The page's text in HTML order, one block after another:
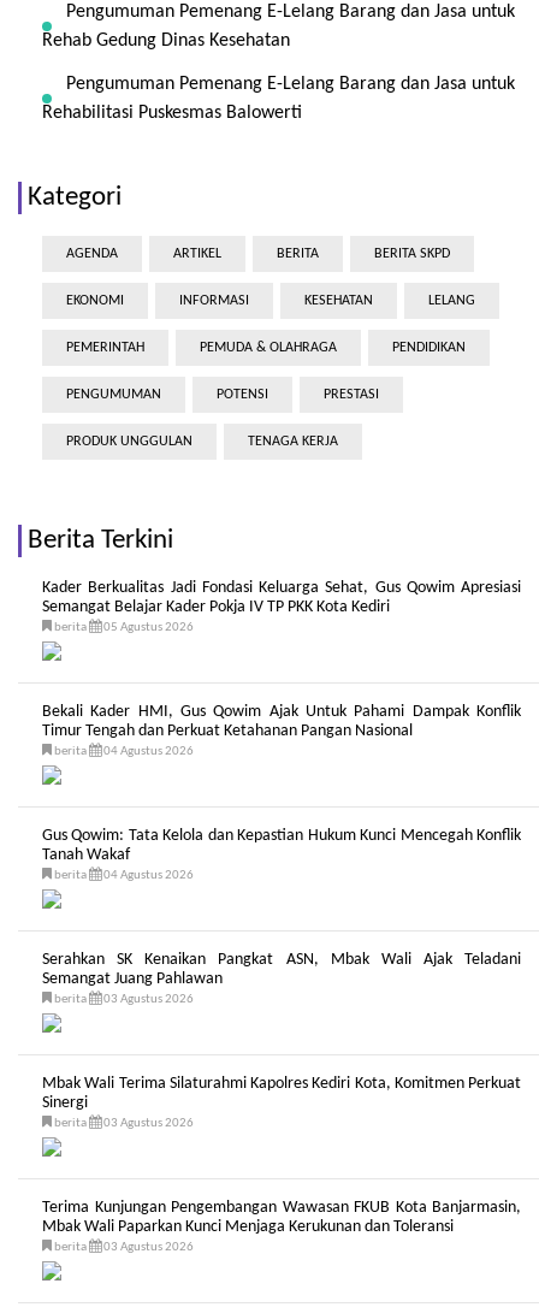
Pengumuman Pemenang E-Lelang Barang dan Jasa untuk
Rehab Gedung Dinas Kesehatan
Pengumuman Pemenang E-Lelang Barang dan Jasa untuk
Rehabilitasi Puskesmas Balowerti
Kategori
AGENDA ARTIKEL BERITA BERITA SKPD
EKONOMI INFORMASI KESEHATAN LELANG
PEMERINTAH PEMUDA & OLAHRAGA PENDIDIKAN
PENGUMUMAN POTENSI PRESTASI
PRODUK UNGGULAN TENAGA KERJA
Berita Terkini
Kader Berkualitas Jadi Fondasi Keluarga Sehat, Gus Qowim Apresiasi
Semangat Belajar Kader Pokja IV TP PKK Kota Kediri
berita 05 Agustus 2026
Bekali Kader HMI, Gus Qowim Ajak Untuk Pahami Dampak Konflik
Timur Tengah dan Perkuat Ketahanan Pangan Nasional
berita 04 Agustus 2026
Gus Qowim: Tata Kelola dan Kepastian Hukum Kunci Mencegah Konflik
Tanah Wakaf
berita 04 Agustus 2026
Serahkan SK Kenaikan Pangkat ASN, Mbak Wali Ajak Teladani
Semangat Juang Pahlawan
berita 03 Agustus 2026
Mbak Wali Terima Silaturahmi Kapolres Kediri Kota, Komitmen Perkuat
Sinergi
berita 03 Agustus 2026
Terima Kunjungan Pengembangan Wawasan FKUB Kota Banjarmasin,
Mbak Wali Paparkan Kunci Menjaga Kerukunan dan Toleransi
berita 03 Agustus 2026